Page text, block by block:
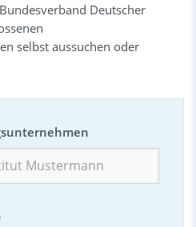
Deutscher
selbst aussuchen oder